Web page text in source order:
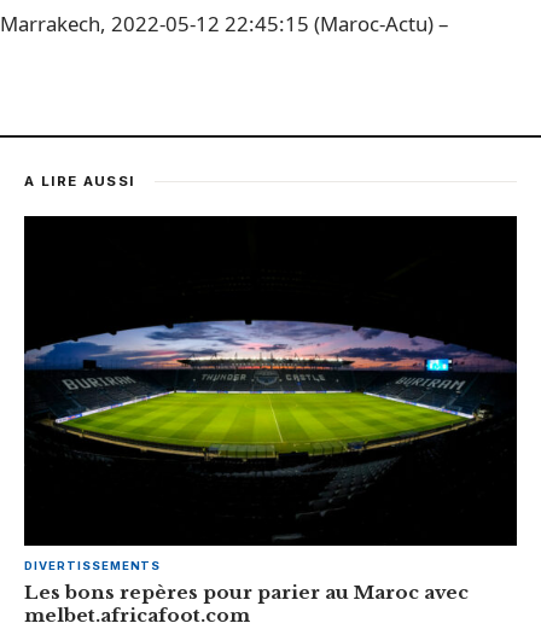
Marrakech, 2022-05-12 22:45:15 (Maroc-Actu) –
A LIRE AUSSI
DIVERTISSEMENTS
Les bons repères pour parier au Maroc avec
melbet.africafoot.com